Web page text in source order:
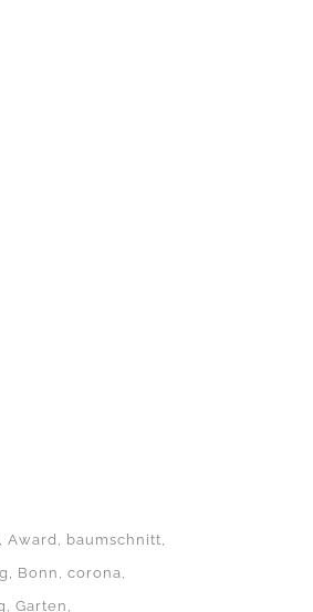
Award
baumschnitt
Bonn
corona
Garten